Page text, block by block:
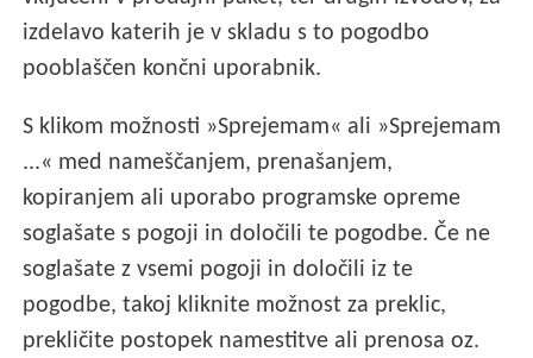
izdelavo katerih je v skladu s to pogodbo
pooblaščen končni uporabnik.
S klikom možnosti »Sprejemam« ali »Sprejemam
...« med nameščanjem, prenašanjem,
kopiranjem ali uporabo programske opreme
soglašate s pogoji in določili te pogodbe. Če ne
soglašate z vsemi pogoji in določili iz te
pogodbe, takoj kliknite možnost za preklic,
prekličite postopek namestitve ali prenosa oz.